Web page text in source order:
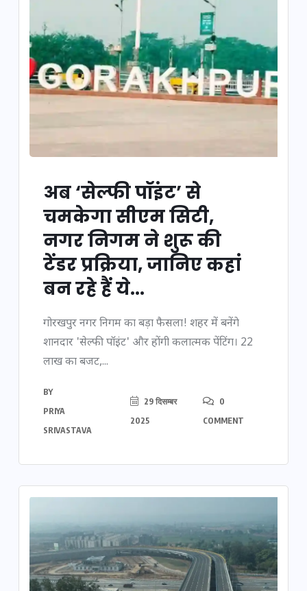
अब ‘सेल्फी पॉइंट’ से
चमकेगा सीएम सिटी,
नगर निगम ने शुरू की
टेंडर प्रक्रिया, जानिए कहां
बन रहे हैं ये...
गोरखपुर नगर निगम का बड़ा फैसला! शहर में बनेंगे
शानदार 'सेल्फी पॉइंट' और होंगी कलात्मक पेंटिंग। 22
लाख का बजट,...
BY
PRIYA
SRIVASTAVA
29 दिसम्बर
2025
0
COMMENT